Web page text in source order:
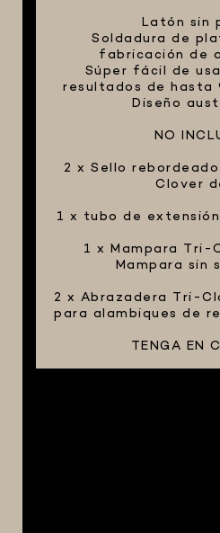
Latón sin
Soldadura de
fabricación de
Súper fácil de
resultados de hasta
Diseño
NO
2 x Sello
Clover
1 x tubo de
1 x Mampara Tri-
Mampara sin
2 x Abrazadera Tri-
para alambiques de
TENGA EN